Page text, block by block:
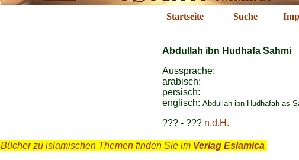
Startseite Suche
Abdullah ibn Hudhafa Sahmi
Aussprache:
arabisch:
persisch:
englisch: Abdullah ibn Hudhafah as-
??? - ??? n.d.H.
Bücher zu islamischen Themen finden Sie im Verlag Eslamica